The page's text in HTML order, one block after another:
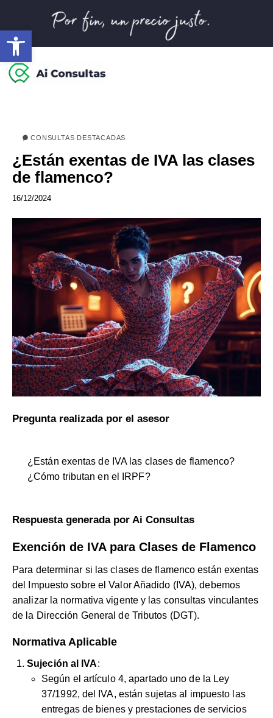
CONSULTAS DESTACADAS
¿Están exentas de IVA las clases
de flamenco?
16/12/2024
Pregunta realizada por el asesor
¿Están exentas de IVA las clases de flamenco?
¿Cómo tributan en el IRPF?
Respuesta generada por Ai Consultas
Exención de IVA para Clases de Flamenco
Para determinar si las clases de flamenco están exentas
del Impuesto sobre el Valor Añadido (IVA), debemos
analizar la normativa vigente y las consultas vinculantes
de la Dirección General de Tributos (DGT).
Normativa Aplicable
Sujeción al IVA:
Según el artículo 4, apartado uno de la Ley
37/1992, del IVA, están sujetas al impuesto las
entregas de bienes y prestaciones de servicios
Abrir barra de herramientas